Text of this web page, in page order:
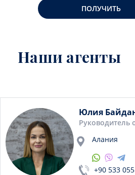
ПОЛУЧИТЬ
Наши агенты
Юлия
Руководитель
Алания
+90 533